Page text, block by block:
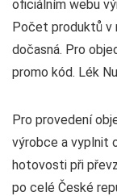
oficiálním webu
Počet produktů v
dočasná. Pro
promo kód. Lék
Pro provedení
výrobce a vyplnit
hotovosti při
po celé České